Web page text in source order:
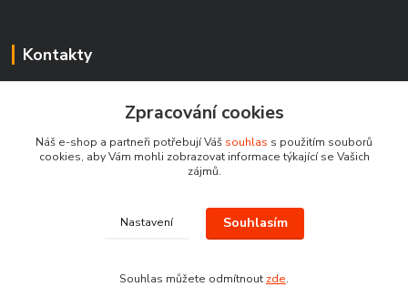
Kontakty
+420 603 811 188
spektra-svitidla@seznam.cz
Zpracování cookies
Náš e-shop a partneři potřebují Váš souhlas s použitím souborů
cookies, aby Vám mohli zobrazovat informace týkající se Vašich
zájmů.
Nastavení Souhlasím
Souhlas můžete odmítnout zde.